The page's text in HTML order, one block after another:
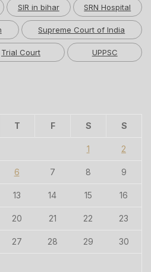
SIR in bihar SRN Hospital
Supreme Court of India
Trial Court UPPSC
T F S S
1 2
6 7 8 9
13 14 15 16
20 21 22 23
27 28 29 30